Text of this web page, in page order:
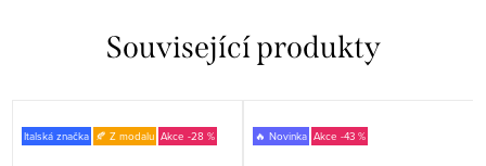
Související produkty
Italská značka 🍂 Z modalu -28 % 🔥 Novinka -43 %